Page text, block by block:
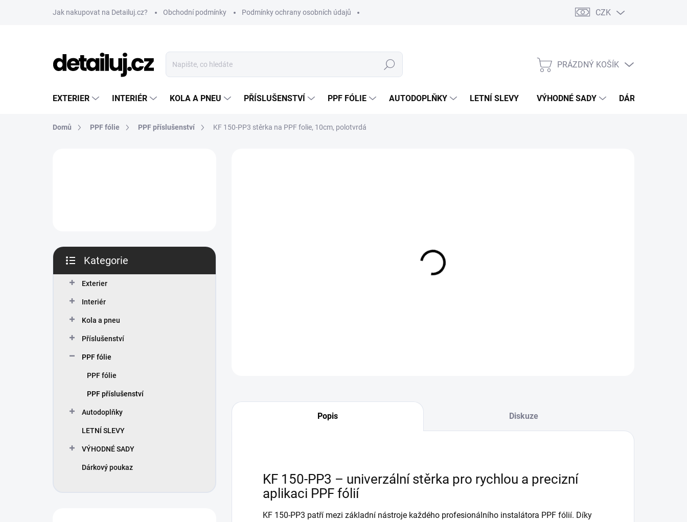
Jak nakupovat na Detailuj.cz? Obchodní podmínky Podmínky ochrany osobních údajů CZK
Hledat
NÁKUPNÍ
PRÁZDNÝ KOŠÍK
EXTERIER INTERIÉR KOLA A PNEU PŘÍSLUŠENSTVÍ PPF FÓLIE AUTODOPLŇKY LETNÍ SLEVY VÝHODNÉ SADY DÁRKOVÝ
Domů PPF fólie PPF příslušenství KF 150-PP3 stěrka na PPF folie, 10cm, polotvrdá
p
n
kategorie
Kategorie
Exterier
Interiér
Kola a pneu
Příslušenství
PPF fólie
PPF fólie
PPF příslušenství
Autodoplňky
LETNÍ SLEVY
VÝHODNÉ SADY
Dárkový poukaz
Profesionální polotvrdá stěrka KF 150-PP3 o šířce 10 cm je
Popis Diskuze
KF 150-PP3 – univerzální stěrka pro rychlou a precizní
aplikaci PPF fólií
KF 150-PP3 patří mezi základní nástroje každého profesionálního instalátora PPF fólií. Díky